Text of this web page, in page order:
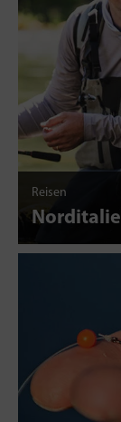
Reisen